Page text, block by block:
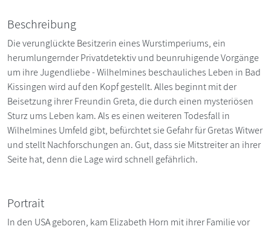
Beschreibung
Die verunglückte Besitzerin eines Wurstimperiums, ein
herumlungernder Privatdetektiv und beunruhigende Vorgänge
um ihre Jugendliebe - Wilhelmines beschauliches Leben in Bad
Kissingen wird auf den Kopf gestellt. Alles beginnt mit der
Beisetzung ihrer Freundin Greta, die durch einen mysteriösen
Sturz ums Leben kam. Als es einen weiteren Todesfall in
Wilhelmines Umfeld gibt, befürchtet sie Gefahr für Gretas Witwer
und stellt Nachforschungen an. Gut, dass sie Mitstreiter an ihrer
Seite hat, denn die Lage wird schnell gefährlich.
Portrait
In den USA geboren, kam Elizabeth Horn mit ihrer Familie vor